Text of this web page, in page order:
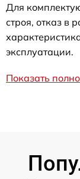
Для
строя, отказ в
эксплуатации.
Показать